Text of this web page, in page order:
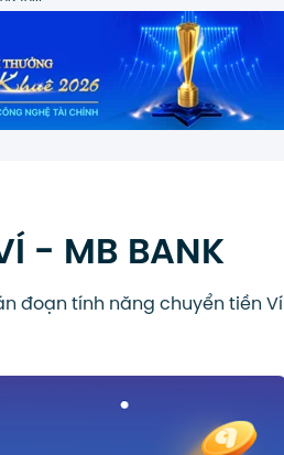
- MB BANK
đoạn tính năng chuyển tiền Ví